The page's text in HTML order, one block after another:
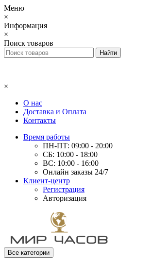
Меню
×
Информация
×
Поиск товаров
×
О нас
Доставка и Оплата
Контакты
Время работы
ПН-ПТ: 09:00 - 20:00
СБ: 10:00 - 18:00
ВС: 10:00 - 16:00
Онлайн заказы 24/7
Клиент-центр
Регистрация
Авторизация
Все категории